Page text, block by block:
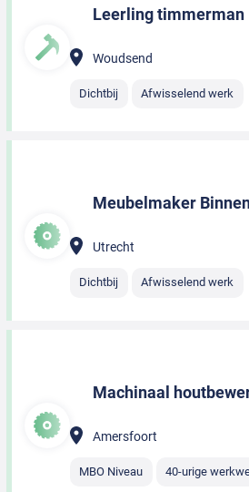
Leerling timmerman
Woudsend
Dichtbij Afwisselend werk
Meubelmaker
Utrecht
Dichtbij Afwisselend werk
Machinaal
Amersfoort
MBO Niveau 40-urige